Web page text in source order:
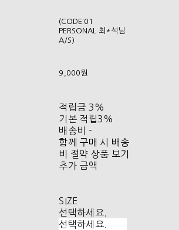
(CODE:01
PERSONAL 최*석님
A/S)
9,000원
적립금 3%
기본 적립3%
배송비 -
함께 구매 시 배송
비 절약 상품 보기
추가 금액
SIZE
선택하세요.
선택하세요.